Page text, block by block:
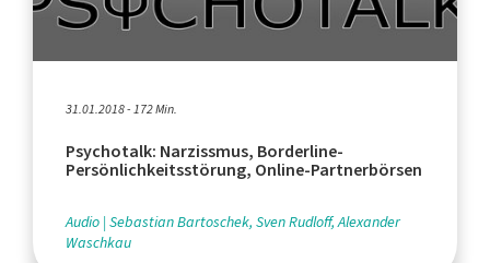
31.01.2018 - 172 Min.
Psychotalk: Narzissmus, Borderline-
Persönlichkeitsstörung, Online-Partnerbörsen
Audio Sebastian Bartoschek, Sven Rudloff, Alexander
Waschkau